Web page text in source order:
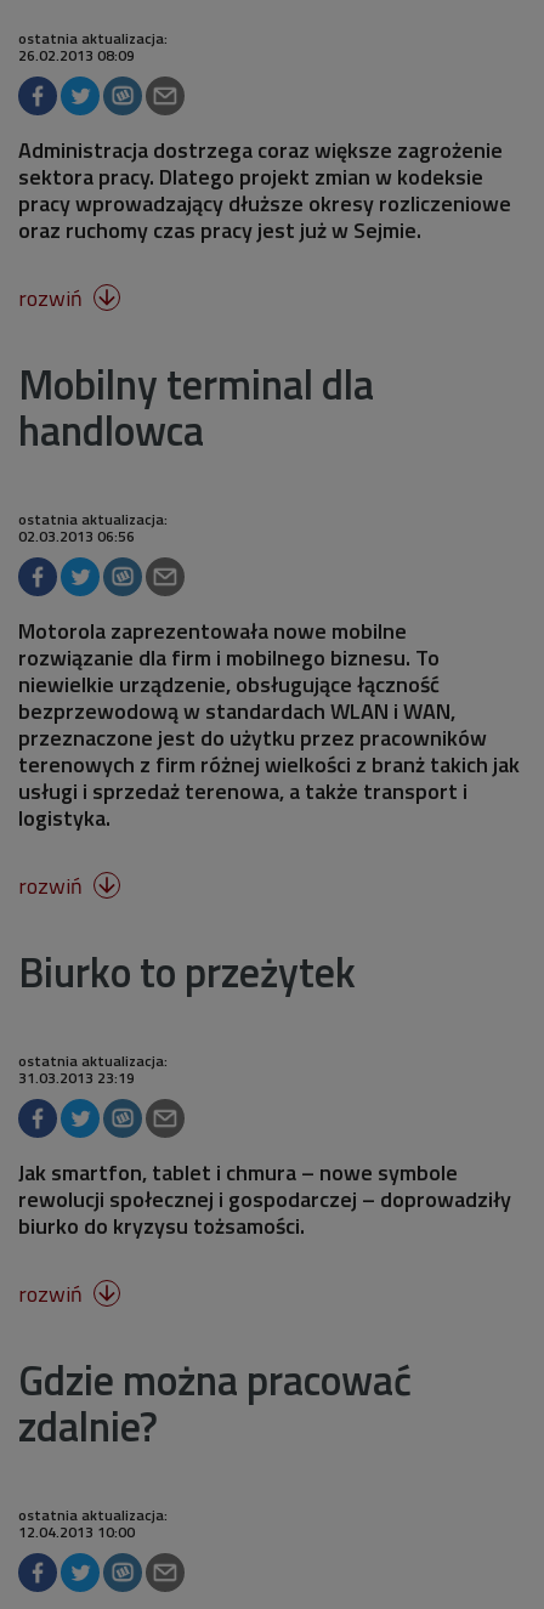
ostatnia aktualizacja:
26.02.2013 08:09
Administracja dostrzega coraz większe zagrożenie
sektora pracy. Dlatego projekt zmian w kodeksie
pracy wprowadzający dłuższe okresy rozliczeniowe
oraz ruchomy czas pracy jest już w Sejmie.
rozwiń 
Mobilny terminal dla
handlowca
ostatnia aktualizacja:
02.03.2013 06:56
Motorola zaprezentowała nowe mobilne
rozwiązanie dla firm i mobilnego biznesu. To
niewielkie urządzenie, obsługujące łączność
bezprzewodową w standardach WLAN i WAN,
przeznaczone jest do użytku przez pracowników
terenowych z firm różnej wielkości z branż takich jak
usługi i sprzedaż terenowa, a także transport i
logistyka.
rozwiń 
Biurko to przeżytek
ostatnia aktualizacja:
31.03.2013 23:19
Jak smartfon, tablet i chmura – nowe symbole
rewolucji społecznej i gospodarczej – doprowadziły
biurko do kryzysu tożsamości.
rozwiń 
Gdzie można pracować
zdalnie?
ostatnia aktualizacja:
12.04.2013 10:00